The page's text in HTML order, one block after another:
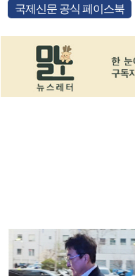
국제신문 공식 페이스북